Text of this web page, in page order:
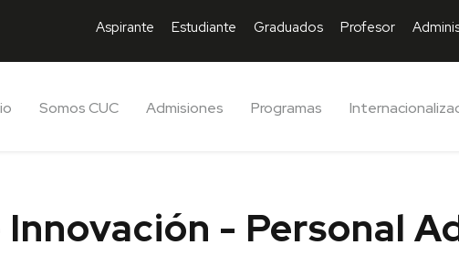
Aspirante Estudiante Graduados Profesor
Somos CUC Admisiones Programas
- Personal